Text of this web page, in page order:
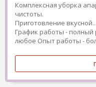
Комплексная уборка
чистоты.
Приготовление вкусной...
График работы - полный
любое Опыт работы -